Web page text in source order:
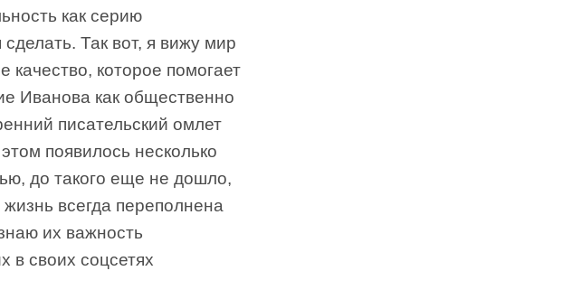
как серию
Так вот, я вижу мир
качество, которое помогает
Иванова как общественно
писательский омлет
появилось несколько
до такого еще не дошло,
всегда переполнена
их важность
в своих соцсетях